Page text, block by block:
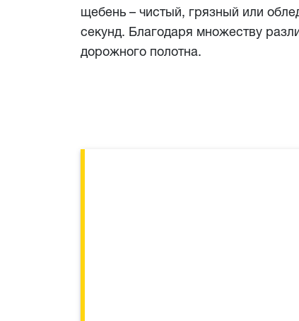
щебень – чистый, грязный или
секунд. Благодаря множеству
дорожного полотна.